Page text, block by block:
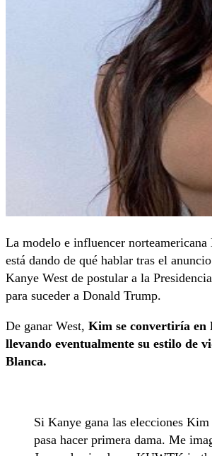
La modelo e influencer
está dando de qué hablar tras el
Kanye West de postular a la
para suceder a Donald Trump.
De ganar West, Kim se convertiría en
llevando eventualmente su estilo de
Blanca.
Si Kanye gana las elecciones
pasa hacer primera dama. Me